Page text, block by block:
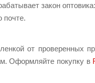
закон
почте.
от проверенных
Оформляйте покупку в